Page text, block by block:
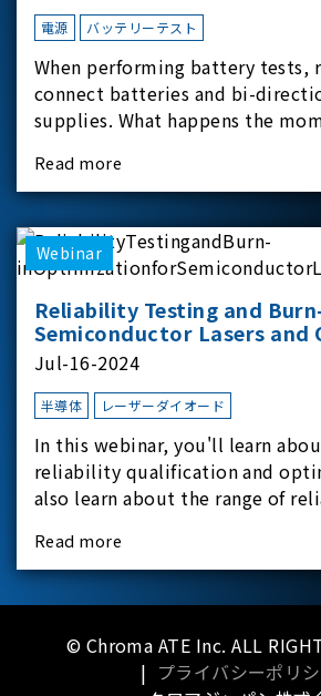
電源 バッテリーテスト
When performing battery tests,
connect batteries and bi-
supplies. What happens the
experimental equipment for this
applicati
Read more
Webinar
Reliability Testing and
Semiconductor Lasers
Jul-16-2024
半導体 レーザーダイオード
In this webinar, you'll learn
reliability qualification and
also learn about the range of
reliability-test-as-a-service
Read more
© Chroma ATE Inc. ALL
| プライバシーポリ